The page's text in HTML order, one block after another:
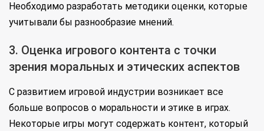
Необходимо разработать методики оценки, которые
учитывали бы разнообразие мнений.
3. Оценка игрового контента с точки
зрения моральных и этических аспектов
С развитием игровой индустрии возникает все
больше вопросов о моральности и этике в играх.
Некоторые игры могут содержать контент, который